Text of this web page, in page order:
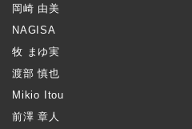
岡崎 由美
NAGISA
牧 まゆ実
渡部 慎也
Mikio Itou
前澤 章人